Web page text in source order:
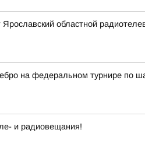
областной
на федеральном турнире по
и радиовещания!